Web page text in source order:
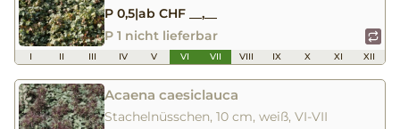
P 0,5|ab CHF __,__
P 1 nicht lieferbar
I II III IV V VI VII VIII IX X XI XII
Acaena caesiclauca
Stachelnüsschen, 10 cm, weiß, VI-VII